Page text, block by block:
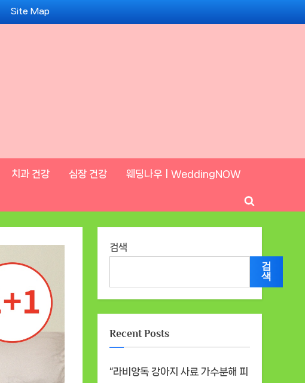
Site Map
치과 건강 심장 건강 웨딩나우ㅣWeddingNOW
Toggle
search
검색
검
색
Recent Posts
“라비앙독 강아지 사료 가수분해 피